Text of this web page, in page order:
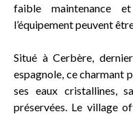
faible maintenance
l’équipement peuvent
Situé à Cerbère,
espagnole, ce charmant
ses eaux cristallines,
préservées. Le village